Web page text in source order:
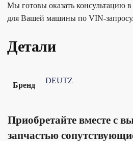
Мы готовы оказать консультацию в
для Вашей машины по VIN-запросу.
Детали
Бренд
DEUTZ
Приобретайте вместе с
запчастью